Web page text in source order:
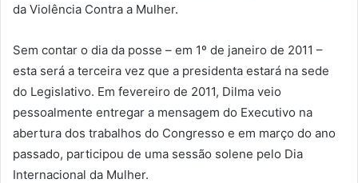
da Violência Contra a Mulher.
Sem contar o dia da posse – em 1º de janeiro de 2011 –
esta será a terceira vez que a presidenta estará na sede
do Legislativo. Em fevereiro de 2011, Dilma veio
pessoalmente entregar a mensagem do Executivo na
abertura dos trabalhos do Congresso e em março do ano
passado, participou de uma sessão solene pelo Dia
Internacional da Mulher.